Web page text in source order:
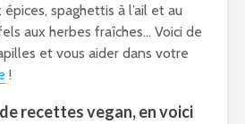
spaghettis à l’ail et au
aux herbes fraîches… Voici de
et vous aider dans votre
!
de recettes vegan, en voici